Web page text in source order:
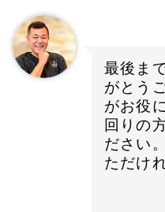
最後ま
がとう
がお役
回りの
ださい
ただけ